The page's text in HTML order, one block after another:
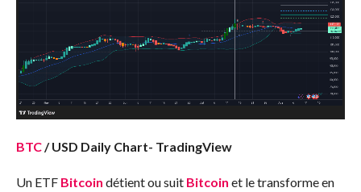
BTC/ USD Daily Chart- TradingView
Un ETF Bitcoin détient ou suit Bitcoin et le transforme en